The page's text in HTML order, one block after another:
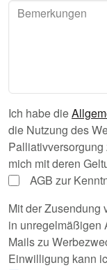
Ich habe die
die Nutzung des
mich mit deren
AGB zur
Mit der Zusendung
in unregelmäßigen
Mails zu
Einwilligung kann